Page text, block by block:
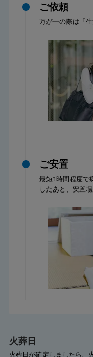
ご依頼
万が一の際は「
ご安置
最短1時間程度で
したあと、安置
火葬日
火葬日が確定しましたら、